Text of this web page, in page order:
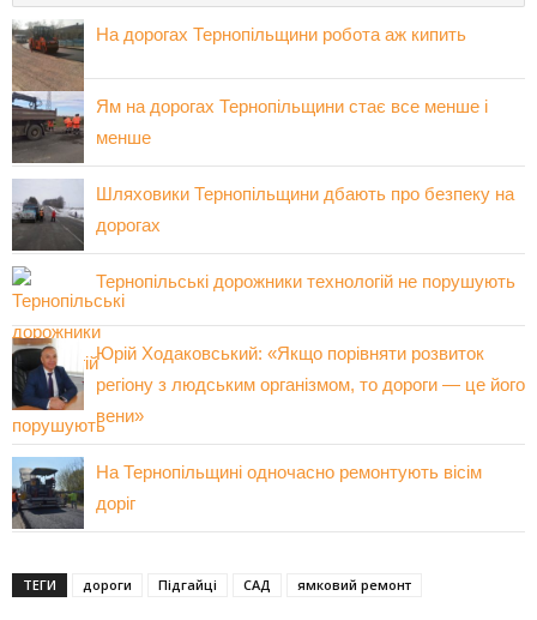
На дорогах Тернопільщини робота аж кипить
Ям на дорогах Тернопільщини стає все менше і
менше
Шляховики Тернопільщини дбають про безпеку на
дорогах
Тернопільські дорожники технологій не порушують
Юрій Ходаковський: «Якщо порівняти розвиток
регіону з людським організмом, то дороги — це його
вени»
На Тернопільщині одночасно ремонтують вісім
доріг
ТЕГИ дороги Підгайці САД ямковий ремонт